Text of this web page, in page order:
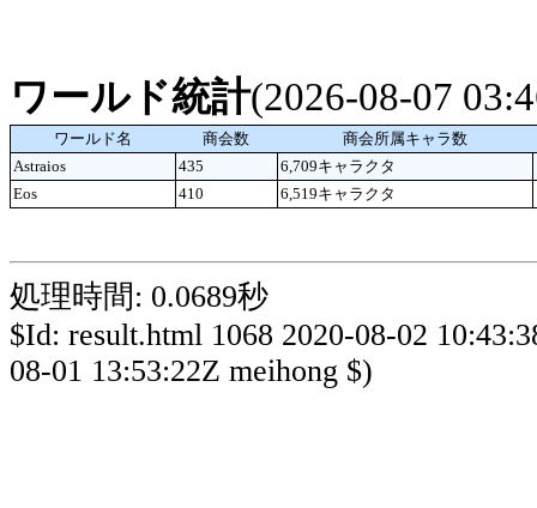
ワールド統計(2026-08-07
ワールド名 商会数
商会所属キャラ数
Astraios
435 6,709キャラクタ
Eos
410 6,519キャラクタ
処理時間: 0.0689秒
$Id: result.html 1068 2020-08-02
08-01 13:53:22Z meihong $)